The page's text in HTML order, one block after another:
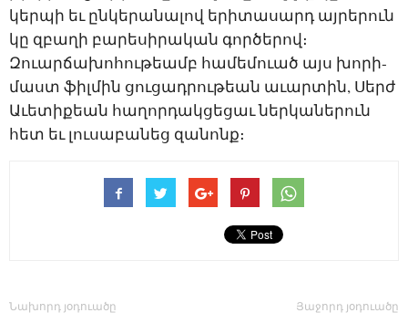
կեր­պի եւ ըն­կե­րա­նա­լով ե­րի­տա­սարդ այ­րե­րուն
կը զբա­ղի բա­րե­սի­րա­կան գոր­ծե­րով։
Զո­ւար­ճա­խո­հու­թեամբ հա­մե­մո­ւած այս խո­րի­
մաստ ֆիլ­մին ցու­ցադ­րու­թեան ա­ւար­տին, ­Սերժ
Ա­ւե­տի­քեան հա­ղոր­դակ­ցե­ցաւ ներ­կա­նե­րուն
հետ եւ լու­սա­բա­նեց զա­նոնք։
Նախորդ յօդուածը Յաջորդ յօդուածը